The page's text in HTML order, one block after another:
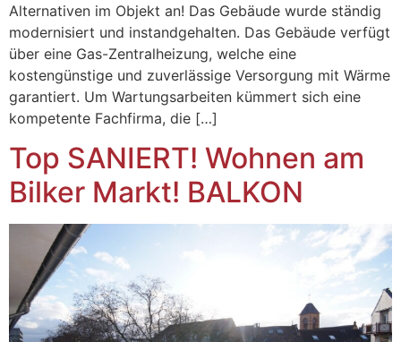
Alternativen im Objekt an! Das Gebäude wurde ständig
modernisiert und instandgehalten. Das Gebäude verfügt
über eine Gas-Zentralheizung, welche eine
kostengünstige und zuverlässige Versorgung mit Wärme
garantiert. Um Wartungsarbeiten kümmert sich eine
kompetente Fachfirma, die […]
Top SANIERT! Wohnen am
Bilker Markt! BALKON